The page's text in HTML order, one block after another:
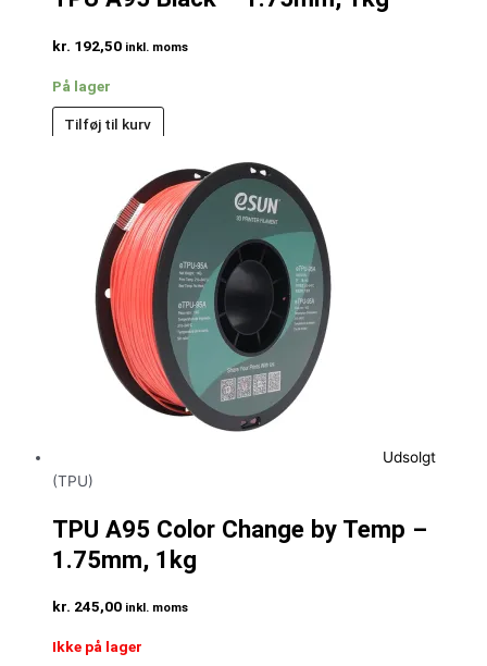
kr. 192,50 inkl. moms
På lager
Tilføj til kurv
Udsolgt
(TPU)
TPU A95 Color Change by Temp –
1.75mm, 1kg
kr. 245,00 inkl. moms
Ikke på lager